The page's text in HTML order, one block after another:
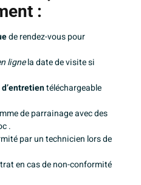
:
de rendez-vous pour
lignela date de visite si
téléchargeable
de parrainage avec des
.
par un technicien lors de
en cas de non-conformité